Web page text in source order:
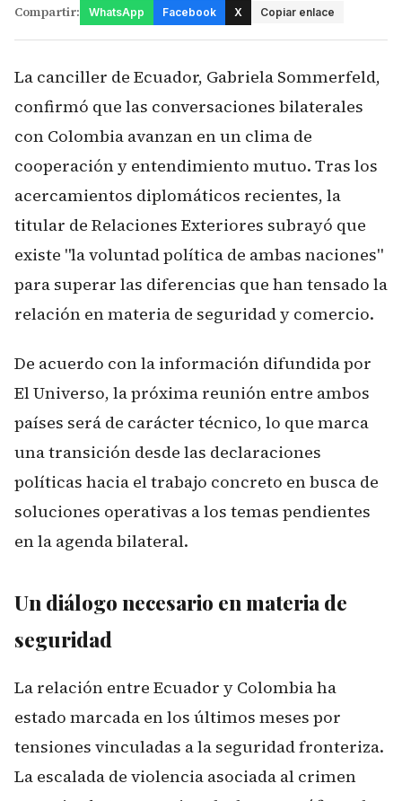
Compartir: WhatsApp Facebook X Copiar enlace
La canciller de Ecuador, Gabriela Sommerfeld,
confirmó que las conversaciones bilaterales
con Colombia avanzan en un clima de
cooperación y entendimiento mutuo. Tras los
acercamientos diplomáticos recientes, la
titular de Relaciones Exteriores subrayó que
existe "la voluntad política de ambas naciones"
para superar las diferencias que han tensado la
relación en materia de seguridad y comercio.
De acuerdo con la información difundida por
El Universo, la próxima reunión entre ambos
países será de carácter técnico, lo que marca
una transición desde las declaraciones
políticas hacia el trabajo concreto en busca de
soluciones operativas a los temas pendientes
en la agenda bilateral.
Un diálogo necesario en materia de
seguridad
La relación entre Ecuador y Colombia ha
estado marcada en los últimos meses por
tensiones vinculadas a la seguridad fronteriza.
La escalada de violencia asociada al crimen